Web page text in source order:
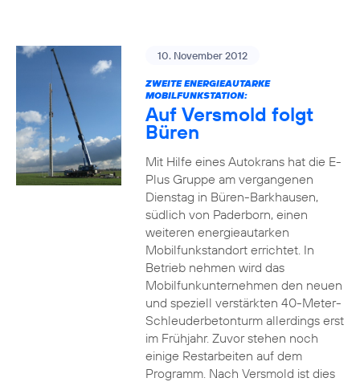
10. November 2012
ZWEITE ENERGIEAUTARKE
MOBILFUNKSTATION:
Auf Versmold folgt
Büren
Mit Hilfe eines Autokrans hat die E-
Plus Gruppe am vergangenen
Dienstag in Büren-Barkhausen,
südlich von Paderborn, einen
weiteren energieautarken
Mobilfunkstandort errichtet. In
Betrieb nehmen wird das
Mobilfunkunternehmen den neuen
und speziell verstärkten 40-Meter-
Schleuderbetonturm allerdings erst
im Frühjahr. Zuvor stehen noch
einige Restarbeiten auf dem
Programm. Nach Versmold ist dies